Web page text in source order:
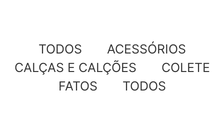
TODOS
ACESSÓRIOS
CALÇAS E CALÇÕES
COLETE
FATOS
TODOS